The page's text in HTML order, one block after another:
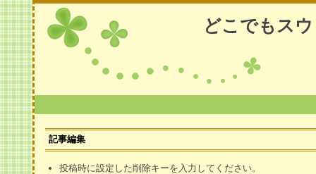
どこでもス
記事編集
投稿時に設定した削除キーを入力してください。